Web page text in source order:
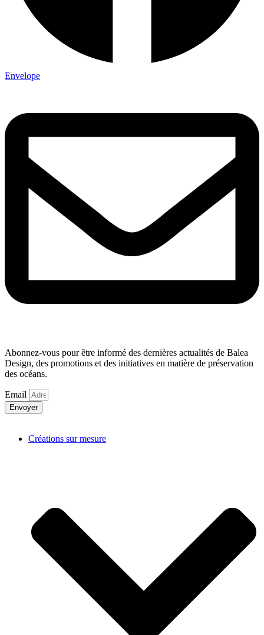
Envelope
Abonnez-vous pour être informé des dernières actualités de Balea
Design, des promotions et des initiatives en matière de préservation
des océans.
Email
Envoyer
Créations sur mesure